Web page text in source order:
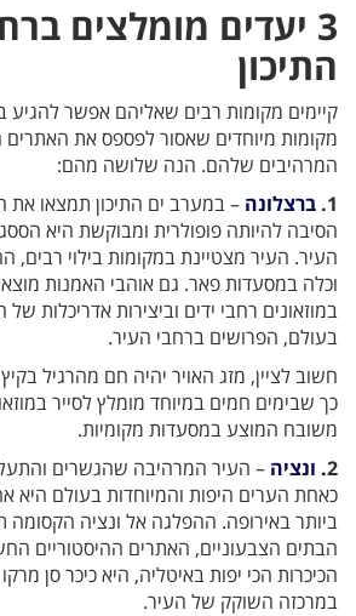
3 יעדים מומלצים
התיכון
קיימים מקומות רבים שאליהם אפשר להגיע
מקומות מיוחדים שאסור לפספס את האתרים
המרהיבים שלהם. הנה שלושה מהם:
1. ברצלונה – במערב ים התיכון תמצאו את
הסיבה להיותה פופולרית ומבוקשת היא
העיר. העיר מצטיינת במקומות בילוי רבים,
וכלה במסעדות פאר. גם אוהבי האמנות
במוזאונים רחבי ידים וביצירות אדריכלות
בעולם, הפרושים ברחבי העיר.
חשוב לציין, מזג האויר יהיה חם מהרגיל
כך שבימים חמים במיוחד מומלץ לסייר
משובח המוצע במסעדות מקומיות.
2. ונציה – העיר המרהיבה שהגשרים
כאחת הערים היפות והמיוחדות בעולם היא
ביותר באירופה. ההפלגה אל ונציה
הבתים הצבעוניים, האתרים ההיסטוריים
הכיכרות הכי יפות באיטליה, היא כיכר סן
במרכזה השוקק של העיר.